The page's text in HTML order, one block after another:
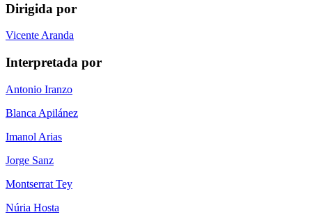
Dirigida por
Vicente Aranda
Interpretada por
Antonio Iranzo
Blanca Apilánez
Imanol Arias
Jorge Sanz
Montserrat Tey
Núria Hosta